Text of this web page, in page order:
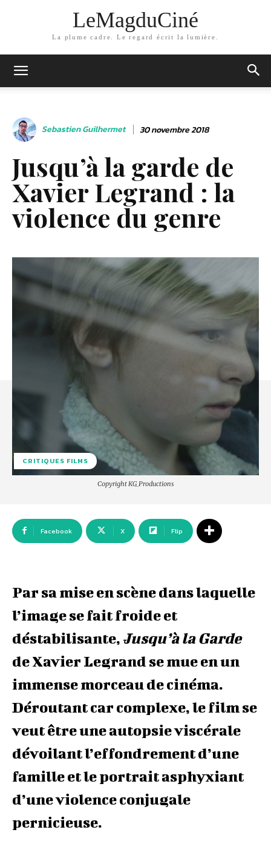
LeMagduCiné
La plume cadre. Le regard écrit la lumière.
Sebastien Guilhermet 30 novembre 2018
Jusqu’à la garde de
Xavier Legrand : la
violence du genre
CRITIQUES FILMS
Copyright KG_Productions
Facebook X Flip
Par sa mise en scène dans laquelle
l’image se fait froide et
déstabilisante, Jusqu’à la Garde
de Xavier Legrand se mue en un
immense morceau de cinéma.
Déroutant car complexe, le film se
veut être une autopsie viscérale
dévoilant l’effondrement d’une
famille et le portrait asphyxiant
d’une violence conjugale
pernicieuse.